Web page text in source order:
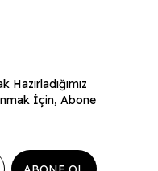
İçin, Abone